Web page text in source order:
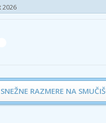
2026
SNEŽNE RAZMERE NA